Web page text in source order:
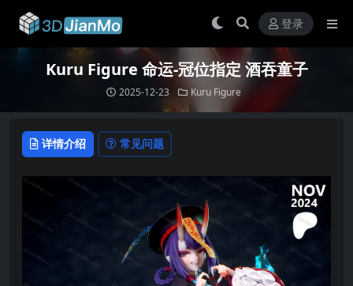
登录
Kuru Figure 命运-冠位指定 酒吞童子
2025-12-23 Kuru Figure
详情介绍 常见问题